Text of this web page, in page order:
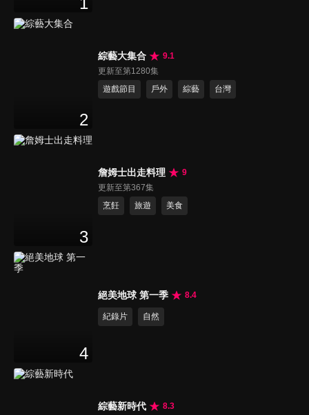
2
綜藝大集合
9.1
更新至第1280集
遊戲節目
戶外 綜藝 台灣
3
詹姆士出走料理
9
更新至第367集
烹飪
旅遊 美食
4
絕美地球 第一季 8.4
紀錄片 自然
綜藝新時代
8.3